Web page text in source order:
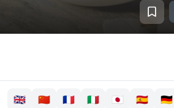
🇬🇧 🇨🇳 🇫🇷 🇮🇹 🇯🇵 🇪🇸 🇩🇪